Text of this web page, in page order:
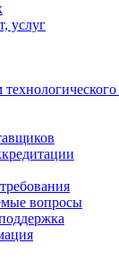
услуг
вопросы